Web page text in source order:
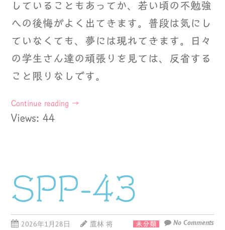
していることもあってか、若い頃の不勉強
への後悔がよく出てきます。普段は気にし
ていなくても、夢には現れてきます。日々
の学生さん達の頑張りを見ては、反省する
こと限りなしです。
Continue reading →
Views: 44
SPP-43
2026年1月28日 鷹林 将 未分類 No Comments